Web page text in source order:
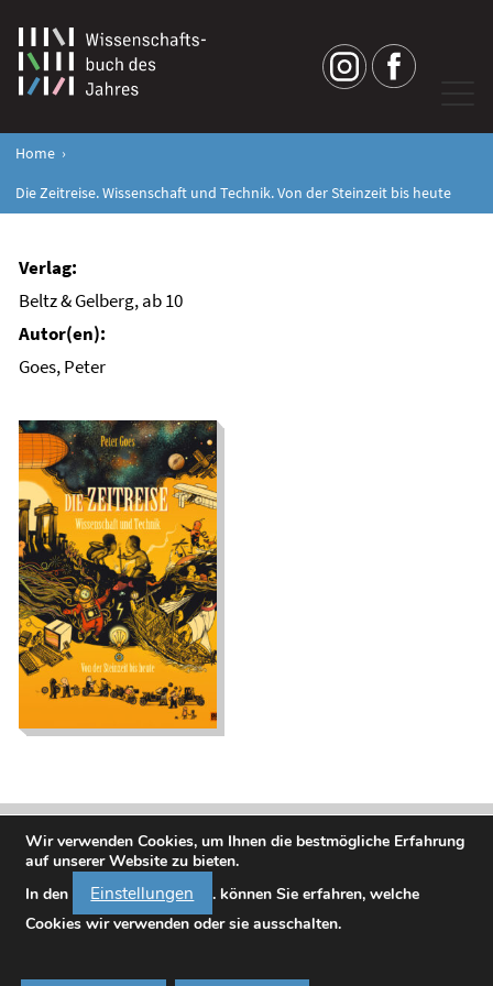
Home
Die Zeitreise. Wissenschaft und Technik. Von der Steinzeit bis heute
Die Zeitreise.
Wissenschaft und
Technik. Von der
Steinzeit bis heute
Goes, Peter
Beltz & Gelberg, ab 10
Wir verwenden Cookies, um Ihnen die bestmögliche Erfahrung
auf unserer Website zu bieten.
In den
Einstellungen
. können Sie erfahren, welche
Cookies wir verwenden oder sie ausschalten.